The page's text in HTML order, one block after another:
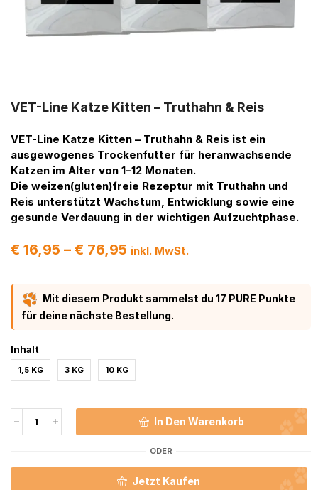
VET-Line Katze Kitten – Truthahn & Reis
VET-Line Katze Kitten – Truthahn & Reis ist ein
ausgewogenes Trockenfutter für heranwachsende
Katzen im Alter von 1–12 Monaten.
Die weizen(gluten)freie Rezeptur mit Truthahn und
Reis unterstützt Wachstum, Entwicklung sowie eine
gesunde Verdauung in der wichtigen Aufzuchtphase.
€ 16,95 – € 76,95 inkl. MwSt.
Mit diesem Produkt sammelst du 17 PURE Punkte
für deine nächste Bestellung.
Inhalt
1,5 KG 3 KG 10 KG
In Den Warenkorb
ODER
Jetzt Kaufen